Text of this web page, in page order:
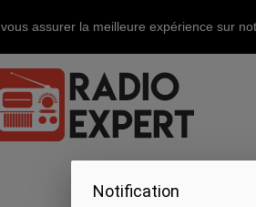
assurer la meilleure expérience sur
Notification